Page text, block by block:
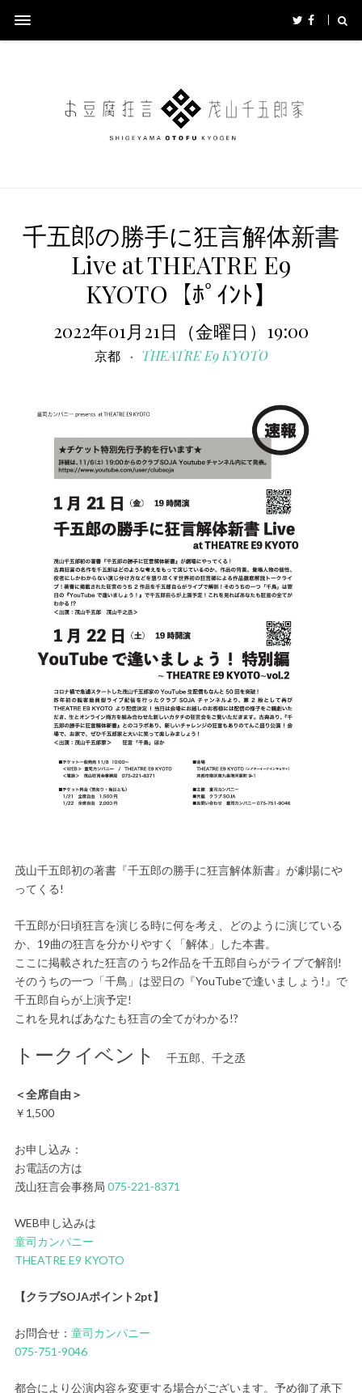
千五郎の勝手に狂言解体新書
Live at THEATRE E9
KYOTO【ﾎﾟｲﾝﾄ】
2022年01月21日（金曜日）19:00
京都 THEATRE E9 KYOTO
茂山千五郎初の著書『千五郎の勝手に狂言解体新書』が劇場にや
ってくる!
千五郎が日頃狂言を演じる時に何を考え、どのように演じている
か、19曲の狂言を分かりやすく「解体」した本書。
ここに掲載された狂言のうち2作品を千五郎自らがライブで解剖!
そのうちの一つ「千鳥」は翌日の『YouTubeで逢いましょう!』で
千五郎自らが上演予定!
これを見ればあなたも狂言の全てがわかる!?
トークイベント 千五郎、千之丞
＜全席自由＞
￥1,500
お申し込み：
お電話の方は
茂山狂言会事務局 075-221-8371
WEB申し込みは
童司カンパニー
THEATRE E9 KYOTO
【クラブSOJAポイント2pt】
お問合せ： 童司カンパニー
075-751-9046
都合により公演内容を変更する場合がございます。予め御了承下